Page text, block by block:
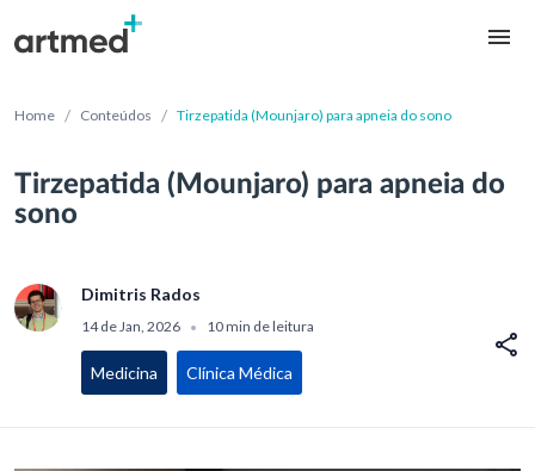
Home / Conteúdos / Tirzepatida (Mounjaro) para apneia do sono
Tirzepatida (Mounjaro) para apneia do
sono
Dimitris Rados
14 de Jan, 2026 • 10 min de leitura
Medicina Clínica Médica